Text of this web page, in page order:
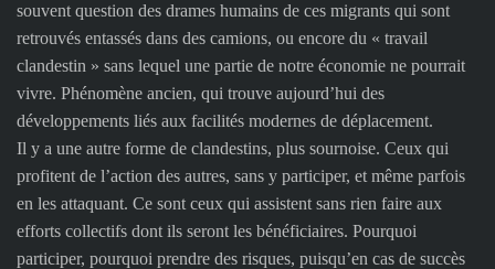
souvent question des drames humains de ces migrants qui sont
retrouvés entassés dans des camions, ou encore du « travail
clandestin » sans lequel une partie de notre économie ne pourrait
vivre. Phénomène ancien, qui trouve aujourd’hui des
développements liés aux facilités modernes de déplacement.
Il y a une autre forme de clandestins, plus sournoise. Ceux qui
profitent de l’action des autres, sans y participer, et même parfois
en les attaquant. Ce sont ceux qui assistent sans rien faire aux
efforts collectifs dont ils seront les bénéficiaires. Pourquoi
participer, pourquoi prendre des risques, puisqu’en cas de succès